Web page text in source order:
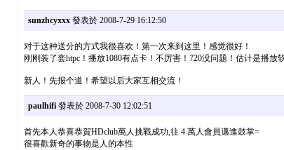
sunzhcyxxx發表於 2008-7-29 16:12:50
对于这种送分的方式我很喜欢！第一次来到这里！感觉很好！
刚刚装了套htpc！播放1080有点卡！不厉害！720没问题！估计是播放
新人！先报个道！希望以后大家互相交流！
paulhifi發表於 2008-7-30 12:02:51
首先本人恭喜恭賀HDclub萬人挑戰成功,往 4 萬人會員邁進鼓掌=
很喜歡新奇的事物是人的本性